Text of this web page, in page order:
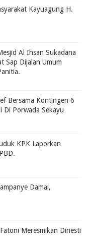
Kayuagung H.
Al Ihsan Sukadana
Sap Dijalan Umum
Bersama Kontingen 6
Di Porwada Sekayu
KPK Laporkan
Damai,
Meresmikan Dinesti